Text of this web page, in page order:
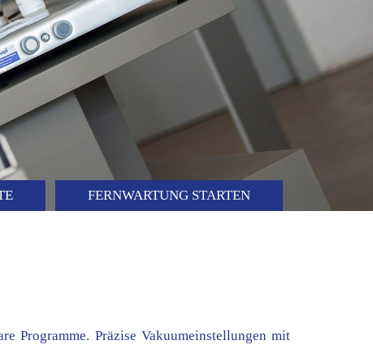
FERNWARTUNG STARTEN
Programme. Präzise Vakuumeinstellungen mit